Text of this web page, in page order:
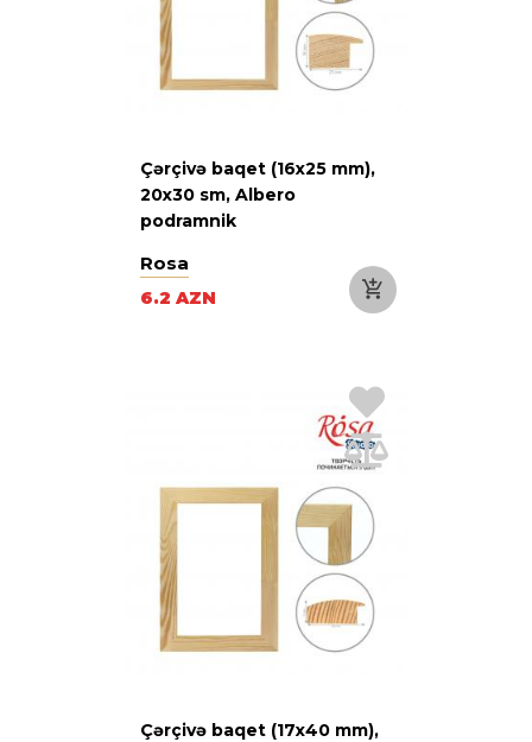
Çərçivə baqet (16х25 mm),
20х30 sm, Albero
podramnik
Rosa
6.2 AZN
Çərçivə baqet (17х40 mm),